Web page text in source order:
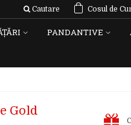
Cautare Cosul de
PANDANTIVE
Gold